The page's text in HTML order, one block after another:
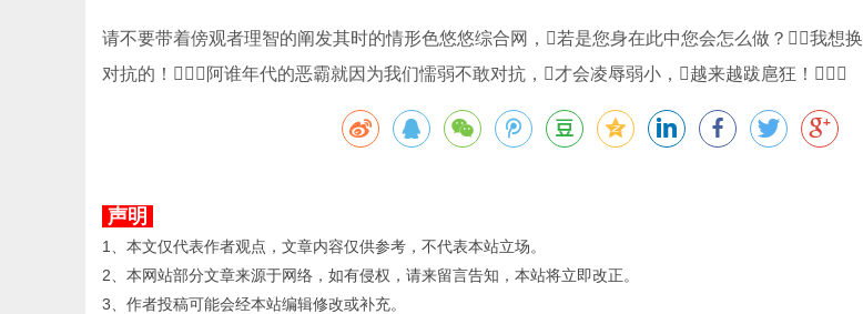
请不要带着傍观者理智的阐发其时的情形色悠悠综合网，若是您身在此中您会怎么做？我想
对抗的！阿谁年代的恶霸就因为我们懦弱不敢对抗，才会凌辱弱小，越来越跋扈狂！
声明
1、本文仅代表作者观点，文章内容仅供参考，不代表本站立场。
2、本网站部分文章来源于网络，如有侵权，请来留言告知，本站将立即改正。
3、作者投稿可能会经本站编辑修改或补充。